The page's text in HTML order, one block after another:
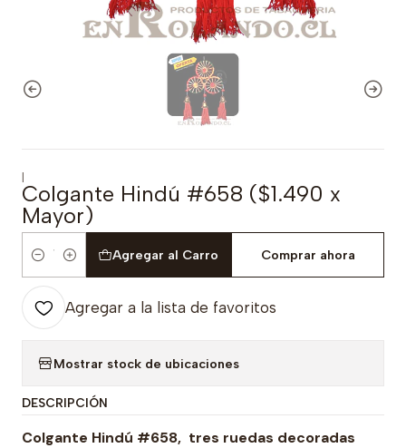
|
Colgante Hindú #658 ($1.490 x
Mayor)
Cantidad
Agregar al Carro Comprar ahora
Agregar a la lista de favoritos
Mostrar stock de ubicaciones
DESCRIPCIÓN
Colgante Hindú #658, tres ruedas decoradas